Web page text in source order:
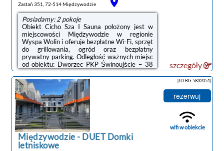
Zastań 351, 72-514 Międzywodzie
Posiadamy: 2 pokoje
Obiekt Cicho Sza I Sauna położony jest w
miejscowości Międzywodzie w regionie
Wyspa Wolin i oferuje bezpłatne Wi-Fi, sprzęt
do grillowania, ogród oraz bezpłatny
prywatny parking. Odległość ważnych miejsc
od obiektu: Dworzec PKP Świnoujście – 38
km.W obiekcie zapewniono część
wypoczynkową z telewizorem z płaskim
ekranem z dostępem do kanałów
satelitarnych, kuchnię z pełnym
wyposażeniem, w tym lodówką i zmywarką, a
także prywatną łazienkę z prysznicem oraz
suszarką do włosów. Do dyspozycji Gości jest
też taras, a z okien roztacza się widok na
miasto. Wyposażenie ...
szczegóły
Międzywodzie- DUET Domki
letniskowe
[ID BG.5832051]
rezerwuj
wifi w obiekcie